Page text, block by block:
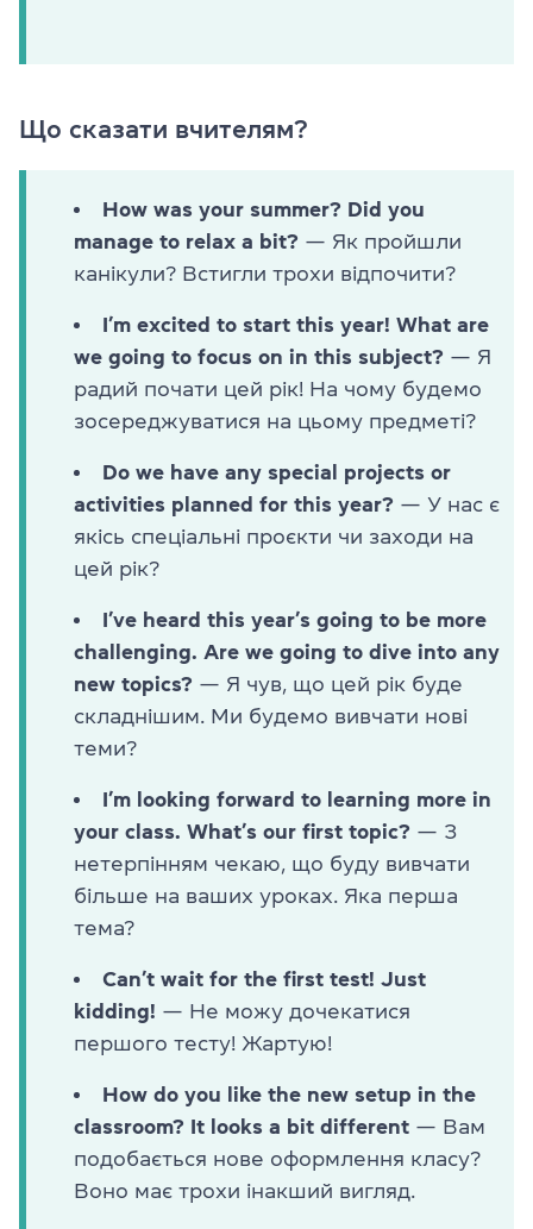
Що сказати вчителям?
How was your summer? Did you
manage to relax a bit? — Як пройшли
канікули? Встигли трохи відпочити?
I’m excited to start this year! What are
we going to focus on in this subject? — Я
радий почати цей рік! На чому будемо
зосереджуватися на цьому предметі?
Do we have any special projects or
activities planned for this year? — У нас є
якісь спеціальні проєкти чи заходи на
цей рік?
I’ve heard this year’s going to be more
challenging. Are we going to dive into any
new topics? — Я чув, що цей рік буде
складнішим. Ми будемо вивчати нові
теми?
I’m looking forward to learning more in
your class. What’s our first topic? — З
нетерпінням чекаю, що буду вивчати
більше на ваших уроках. Яка перша
тема?
Can’t wait for the first test! Just
kidding! — Не можу дочекатися
першого тесту! Жартую!
How do you like the new setup in the
classroom? It looks a bit different — Вам
подобається нове оформлення класу?
Воно має трохи інакший вигляд.